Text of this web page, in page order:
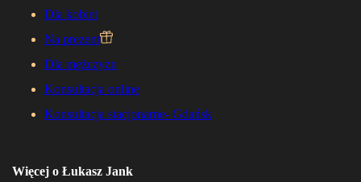
Dla kobiet
Na prezent
Dla mężczyzn
Konsultacja online
Konsultacja stacjonarne- Gdańsk
Więcej o Łukasz Jank